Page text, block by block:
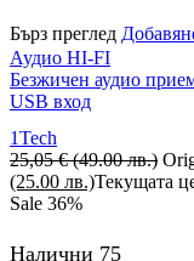
Бърз преглед
Аудио HI-FI
Безжичен аудио
USB вход
1Tech
25,05€ (49.00 лв.)
(25.00 лв.)Текущата
Sale 36%
Налични 75